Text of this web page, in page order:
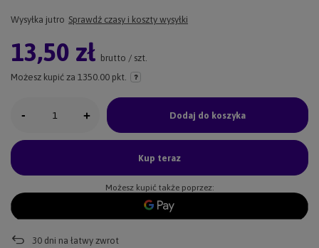
Wysyłka jutro Sprawdź czasy i koszty wysyłki
13,50 zł brutto / szt.
Możesz kupić za 1350.00 pkt.
- + Dodaj do koszyka
Kup teraz
Możesz kupić także poprzez:
30 dni na łatwy zwrot